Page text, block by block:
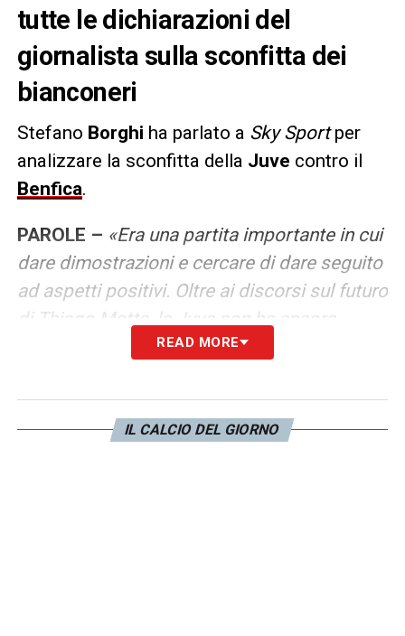
tutte le dichiarazioni del
giornalista sulla sconfitta dei
bianconeri
Stefano Borghi ha parlato a Sky Sportper
analizzare la sconfitta della Juve contro il
Benfica.
PAROLE – «Era una partita importante in cui
dare dimostrazioni e cercare di dare seguito
ad aspetti positivi. Oltre ai discorsi sul futuro
di Thiago Motta, la Juve non ha ancora
definito nulla. Nessuna gerarchia, nessun
sconfitta e un brutto percorso in Champions
nonostante il calendario non fosse così
READ MORE
IL CALCIO DEL GIORNO